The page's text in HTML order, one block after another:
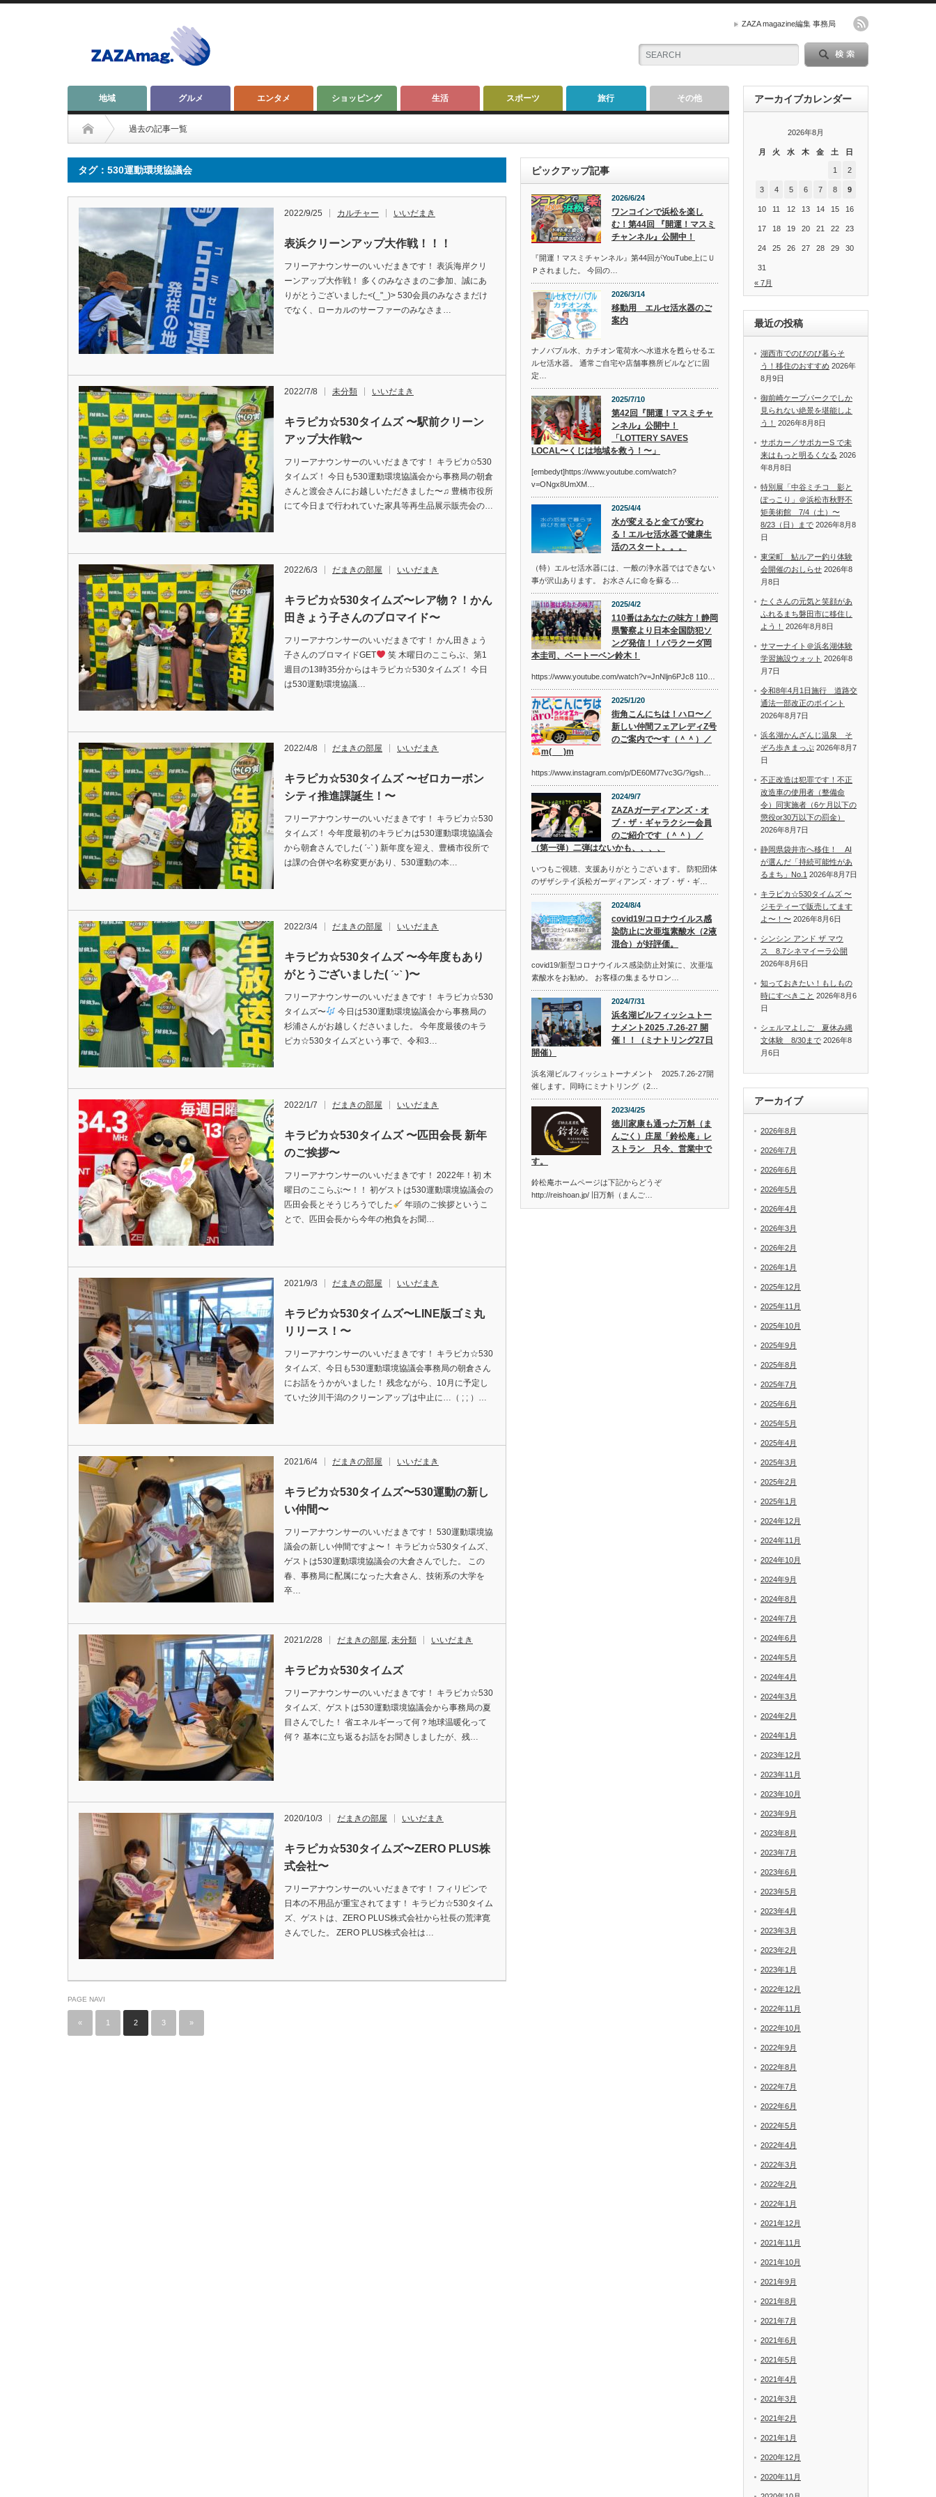
ZAZA magazine編集 事務局
地域 グルメ エンタメ ショッピング 生活 スポーツ 旅行 その他
過去の記事一覧
タグ：530運動環境協議会
2022/9/25 カルチャー いいだまき
表浜クリーンアップ大作戦！！！
フリーアナウンサーのいいだまきです！ 表浜海岸クリ
ーンアップ大作戦！ 多くのみなさまのご参加、誠にあ
りがとうございました<(_"_)> 530会員のみなさまだけ
でなく、ローカルのサーファーのみなさま…
2022/7/8 未分類 いいだまき
キラピカ☆530タイムズ 〜駅前クリーン
アップ大作戦〜
フリーアナウンサーのいいだまきです！ キラピカ✩︎530
タイムズ！ 今日も530運動環境協議会から事務局の朝倉
さんと渡会さんにお越しいただきました〜♫ 豊橋市役所
にて今日まで行われていた家具等再生品展示販売会の…
2022/6/3 だまきの部屋 いいだまき
キラピカ☆530タイムズ〜レア物？！かん
田きょう子さんのブロマイド〜
フリーアナウンサーのいいだまきです！ かん田きょう
子さんのブロマイドGET
笑 木曜日のここらぶ、第1
週目の13時35分からはキラピカ☆530タイムズ！ 今日
は530運動環境協議…
2022/4/8 だまきの部屋 いいだまき
キラピカ☆530タイムズ 〜ゼロカーボン
シティ推進課誕生！〜
フリーアナウンサーのいいだまきです！ キラピカ☆530
タイムズ！ 今年度最初のキラピカは530運動環境協議会
から朝倉さんでした( ˊᵕˋ ) 新年度を迎え、豊橋市役所で
は課の合併や名称変更があり、530運動の本…
2022/3/4 だまきの部屋 いいだまき
キラピカ☆530タイムズ 〜今年度もあり
がとうございました( ˊᵕˋ )〜
フリーアナウンサーのいいだまきです！ キラピカ☆530
タイムズ〜
今日は530運動環境協議会から事務局の
杉浦さんがお越しくださいました。 今年度最後のキラ
ピカ☆530タイムズという事で、令和3…
2022/1/7 だまきの部屋 いいだまき
キラピカ☆530タイムズ 〜匹田会長 新年
のご挨拶〜
フリーアナウンサーのいいだまきです！ 2022年！初 木
曜日のここらぶ〜！！ 初ゲストは530運動環境協議会の
匹田会長とそうじろうでした
年頭のご挨拶というこ
とで、匹田会長から今年の抱負をお聞…
2021/9/3 だまきの部屋 いいだまき
キラピカ☆530タイムズ〜LINE版ゴミ丸
リリース！〜
フリーアナウンサーのいいだまきです！ キラピカ☆530
タイムズ、今日も530運動環境協議会事務局の朝倉さん
にお話をうかがいました！ 残念ながら、10月に予定し
ていた汐川干潟のクリーンアップは中止に…（ ; ; ）…
2021/6/4 だまきの部屋 いいだまき
キラピカ☆530タイムズ〜530運動の新し
い仲間〜
フリーアナウンサーのいいだまきです！ 530運動環境協
議会の新しい仲間ですよ〜！ キラピカ☆530タイムズ、
ゲストは530運動環境協議会の大倉さんでした。 この
春、事務局に配属になった大倉さん、技術系の大学を
卒…
2021/2/28 だまきの部屋, 未分類 いいだまき
キラピカ☆530タイムズ
フリーアナウンサーのいいだまきです！ キラピカ☆530
タイムズ、ゲストは530運動環境協議会から事務局の夏
目さんでした！ 省エネルギーって何？地球温暖化って
何？ 基本に立ち返るお話をお聞きしましたが、残…
2020/10/3 だまきの部屋 いいだまき
キラピカ☆530タイムズ〜ZERO PLUS株
式会社〜
フリーアナウンサーのいいだまきです！ フィリピンで
日本の不用品が重宝されてます！ キラピカ☆530タイム
ズ、ゲストは、ZERO PLUS株式会社から社長の荒津寛
さんでした。 ZERO PLUS株式会社は…
PAGE NAVI
« 1 2 3 »
ピックアップ記事
2026/6/24
ワンコインで浜松を楽し
む！第44回 『開運！マスミ
チャンネル』公開中！
『開運！マスミチャンネル』第44回がYouTube上にＵ
Ｐされました。 今回の…
2026/3/14
移動用 エルセ活水器のご
案内
ナノバブル水、カチオン電荷水へ水道水を甦らせるエ
ルセ活水器。 通常ご自宅や店舗事務所ビルなどに固
定…
2025/7/10
第42回『開運！マスミチャ
ンネル』公開中！
「LOTTERY SAVES
LOCAL〜くじは地域を救う！〜」
[embedyt]https://www.youtube.com/watch?
v=ONgx8UmXM…
2025/4/4
水が変えると全てが変わ
る！エルセ活水器で健康生
活のスタート。。。
（特）エルセ活水器には、一般の浄水器ではできない
事が沢山あります。 お水さんに命を蘇る…
2025/4/2
110番はあなたの味方！静岡
県警察より日本全国防犯ソ
ング発信！！バラクーダ岡
本圭司、ベートーベン鈴木！
https://www.youtube.com/watch?v=JnNljn6PJc8 110…
2025/1/20
街角こんにちは！ハロ〜／
新しい仲間フェアレディZ号
のご案内で〜す（＾＾）／
m(_ _)m
https://www.instagram.com/p/DE60M77vc3G/?igsh…
2024/9/7
ZAZAガーディアンズ・オ
ブ・ザ・ギャラクシー会員
のご紹介です（＾＾）／
（第一弾）二弾はないかも、、、、
いつもご視聴、支援ありがとうございます。 防犯団体
のザザシテイ浜松ガーディアンズ・オブ・ザ・ギ…
2024/8/4
covid19/コロナウイルス感
染防止に次亜塩素酸水（2液
混合）が好評価。
covid19/新型コロナウイルス感染防止対策に、次亜塩
素酸水をお勧め。 お客様の集まるサロン…
2024/7/31
浜名湖ビルフィッシュトー
ナメント2025 .7.26-27 開
催！！（ミナトリング27日
開催）
浜名湖ビルフィッシュトーナメント 2025.7.26-27開
催します。同時にミナトリング（2…
2023/4/25
徳川家康も通った万斛（ま
んごく）庄屋「鈴松庵」レ
ストラン 只今、営業中で
す。
鈴松庵ホームページは下記からどうぞ
http://reishoan.jp/ 旧万斛（まんご…
アーカイブカレンダー
2026年8月
月 火 水 木 金 土 日
1 2
3 4 5 6 7 8 9
10 11 12 13 14 15 16
17 18 19 20 21 22 23
24 25 26 27 28 29 30
31
« 7月
最近の投稿
湖西市でのびのび暮らそ
う！移住のおすすめ 2026年
8月9日
御前崎ケープパークでしか
見られない絶景を堪能しよ
う！
2026年8月8日
サポカー／サポカーS で未
来はもっと明るくなる 2026
年8月8日
特別展「中谷ミチコ 影と
ぽっこり」＠浜松市秋野不
矩美術館 7/4（土）〜
8/23（日）まで 2026年8月8
日
東栄町 鮎ルアー釣り体験
会開催のおしらせ 2026年8
月8日
たくさんの元気と笑顔があ
ふれるまち磐田市に移住し
よう！
2026年8月8日
サマーナイト＠浜名湖体験
学習施設ウォット 2026年8
月7日
令和8年4月1日施行 道路交
通法一部改正のポイント
2026年8月7日
浜名湖かんざんじ温泉 そ
ぞろ歩きまっぷ 2026年8月7
日
不正改造は犯罪です！不正
改造車の使用者（整備命
令）同実施者（6ケ月以下の
懲役or30万以下の罰金）
2026年8月7日
静岡県袋井市へ移住！ AI
が選んだ「持続可能性があ
るまち」No.1 2026年8月7日
キラピカ☆530タイムズ 〜
ジモティーで販売してます
よ〜！〜 2026年8月6日
シンシン アンド ザ マウ
ス 8.7シネマイーラ公開
2026年8月6日
知っておきたい！もしもの
時にすべきこと 2026年8月6
日
シェルマよしご 夏休み縄
文体験 8/30まで 2026年8
月6日
アーカイブ
2026年8月
2026年7月
2026年6月
2026年5月
2026年4月
2026年3月
2026年2月
2026年1月
2025年12月
2025年11月
2025年10月
2025年9月
2025年8月
2025年7月
2025年6月
2025年5月
2025年4月
2025年3月
2025年2月
2025年1月
2024年12月
2024年11月
2024年10月
2024年9月
2024年8月
2024年7月
2024年6月
2024年5月
2024年4月
2024年3月
2024年2月
2024年1月
2023年12月
2023年11月
2023年10月
2023年9月
2023年8月
2023年7月
2023年6月
2023年5月
2023年4月
2023年3月
2023年2月
2023年1月
2022年12月
2022年11月
2022年10月
2022年9月
2022年8月
2022年7月
2022年6月
2022年5月
2022年4月
2022年3月
2022年2月
2022年1月
2021年12月
2021年11月
2021年10月
2021年9月
2021年8月
2021年7月
2021年6月
2021年5月
2021年4月
2021年3月
2021年2月
2021年1月
2020年12月
2020年11月